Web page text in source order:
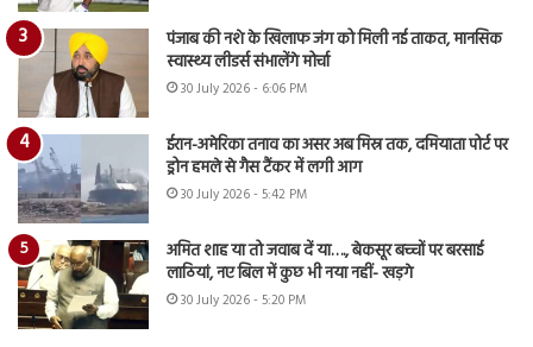
पंजाब की नशे के खिलाफ जंग को मिली नई ताकत, मानसिक
स्वास्थ्य लीडर्स संभालेंगे मोर्चा
30 July 2026 - 6:06 PM
ईरान-अमेरिका तनाव का असर अब मिस्र तक, दमियाता पोर्ट पर
ड्रोन हमले से गैस टैंकर में लगी आग
30 July 2026 - 5:42 PM
अमित शाह या तो जवाब दें या…., बेकसूर बच्चों पर बरसाई
लाठियां, नए बिल में कुछ भी नया नहीं- खड़गे
30 July 2026 - 5:20 PM